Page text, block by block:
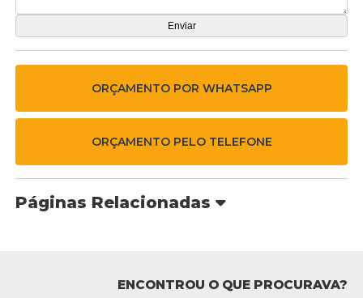
ORÇAMENTO POR WHATSAPP
ORÇAMENTO PELO TELEFONE
Páginas Relacionadas
ENCONTROU O QUE PROCURAVA?